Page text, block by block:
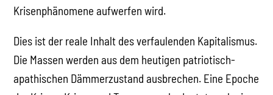
Krisenphänomene aufwerfen wird.
Dies ist der reale Inhalt des verfaulenden Kapitalismus.
Die Massen werden aus dem heutigen patriotisch-
apathischen Dämmerzustand ausbrechen. Eine Epoche